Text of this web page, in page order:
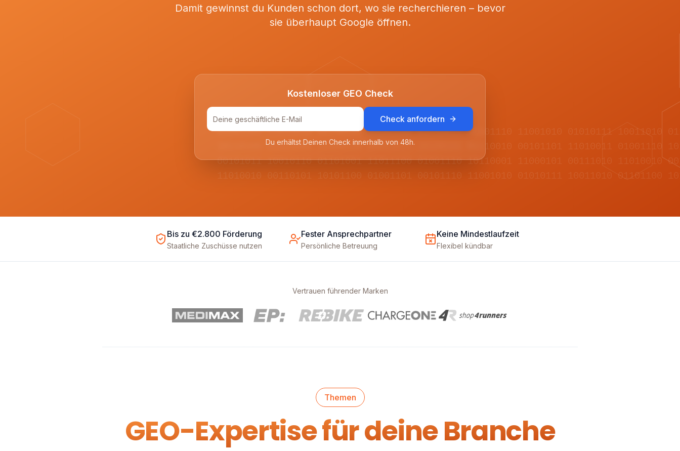
01001101 11010010 00110101 10101100 01110011 00101110 11001010 01010111 10011010
10110100 01011001 11100110 00011011 10100101 01110010 00101101 11010011 01001110
00101011 10010110 01101001 11011100 01001110 10110001 11000101 00111010 11010010
11010010 00110101 10101100 01001101 00101110 11001010 01010111 10011010 01101100
Damit gewinnst du Kunden schon dort, wo sie recherchieren – bevor
sie überhaupt Google öffnen.
Kostenloser GEO Check
Check anfordern
Du erhältst Deinen Check innerhalb von 48h.
Bis zu €2.800 Förderung
Staatliche Zuschüsse nutzen
Fester Ansprechpartner
Persönliche Betreuung
Keine Mindestlaufzeit
Flexibel kündbar
Vertrauen führender Marken
Themen
GEO-Expertise für deine Branche